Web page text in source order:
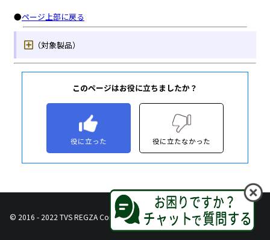
このページはお役に立ちましたか？
役に立った 役に立たなかった
© 2016 - 2022 TVS REGZA Corporation, All Rights Reserved.